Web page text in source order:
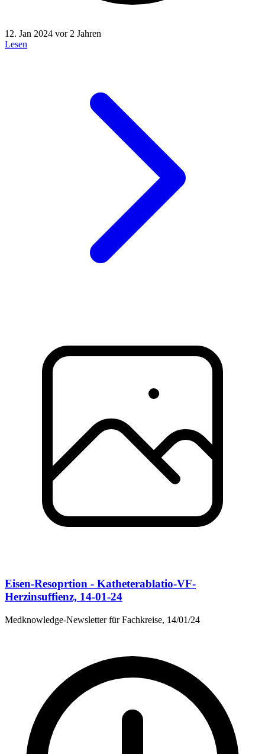
12. Jan 2024 vor 2 Jahren
Lesen
Eisen-Resoprtion - Katheterablatio-VF-
Herzinsuffienz, 14-01-24
Medknowledge-Newsletter für Fachkreise, 14/01/24